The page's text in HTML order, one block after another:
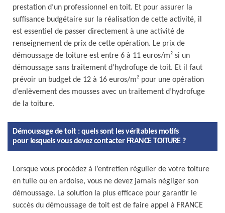
prestation d’un professionnel en toit. Et pour assurer la
suffisance budgétaire sur la réalisation de cette activité, il
est essentiel de passer directement à une activité de
renseignement de prix de cette opération. Le prix de
démoussage de toiture est entre 6 à 11 euros/m² si un
démoussage sans traitement d’hydrofuge de toit. Et il faut
prévoir un budget de 12 à 16 euros/m² pour une opération
d’enlèvement des mousses avec un traitement d’hydrofuge
de la toiture.
Démoussage de toit : quels sont les véritables motifs
pour lesquels vous devez contacter FRANCE TOITURE ?
Lorsque vous procédez à l’entretien régulier de votre toiture
en tuile ou en ardoise, vous ne devez jamais négliger son
démoussage. La solution la plus efficace pour garantir le
succès du démoussage de toit est de faire appel à FRANCE